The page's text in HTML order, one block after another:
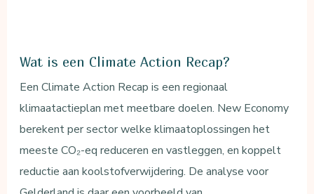
Wat is een Climate Action Recap?
Een Climate Action Recap is een regionaal
klimaatactieplan met meetbare doelen. New Economy
berekent per sector welke klimaatoplossingen het
meeste CO₂-eq reduceren en vastleggen, en koppelt
reductie aan koolstofverwijdering. De analyse voor